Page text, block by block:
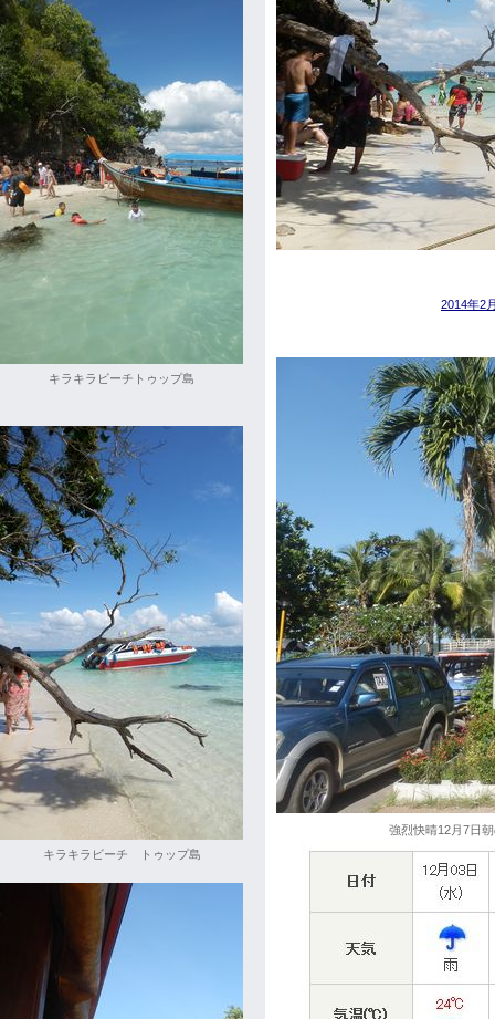
2014年2
強烈快晴12月7日
キラキラビーチトゥップ島
キラキラビーチ トゥップ島